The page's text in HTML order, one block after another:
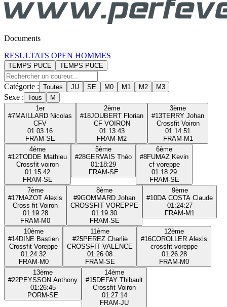
Documents
RESULTATS OPEN HOMMES
TEMPS PUCE TEMPS PUCE
Catégorie : Toutes JU SE M0 M1 M2 M3
Sexe : Tous
M
1er
#7MAILLARD Nicolas
CFV
01:03:16
FRAM-SE
2ème
#18JOUBERT Florian
CF VOIRON
01:13:43
FRAM-M2
3ème
#13TERRY Johan
Crossfit Voiron
01:14:51
FRAM-M1
4ème
#12TODDE Mathieu
Crossfit voiron
01:15:42
FRAM-SE
5ème
#28GERVAIS Théo
01:18:29
FRAM-SE
6ème
#8FUMAZ Kevin
cf voreppe
01:18:29
FRAM-SE
7ème
#17MAZOT Alexis
Cross fit Voiron
01:19:28
FRAM-M0
8ème
#9GOMMARD Johan
CROSSFIT VOREPPE
01:19:30
FRAM-SE
9ème
#10DA COSTA Claude
01:24:27
FRAM-M1
10ème
#14DINE Bastien
Crossfit Voreppe
01:24:32
FRAM-M0
11ème
#25PEREZ Charlie
CROSSFIT VALENCE
01:26:08
FRAM-SE
12ème
#16COROLLER Alexis
crossfit voreppe
01:26:28
FRAM-M0
13ème
#22PEYSSON Anthony
01:26:45
PORM-SE
14ème
#15DEFAY Thibault
Crossfit Voiron
01:27:14
FRAM-JU